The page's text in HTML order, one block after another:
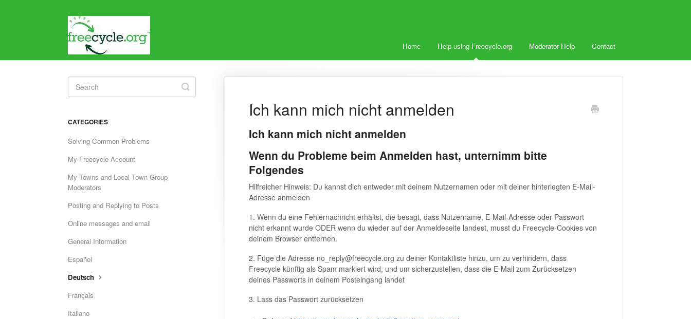
Home Help using Freecycle.org Moderator Help Contact
Ich kann mich nicht anmelden
Ich kann mich nicht anmelden
Wenn du Probleme beim Anmelden hast, unternimm bitte
Folgendes
Hilfreicher Hinweis: Du kannst dich entweder mit deinem Nutzernamen oder mit deiner hinterlegten E-Mail-
Adresse anmelden
1. Wenn du eine Fehlernachricht erhältst, die besagt, dass Nutzername, E-Mail-Adresse oder Passwort
nicht erkannt wurde ODER wenn du wieder auf der Anmeldeseite landest, musst du Freecycle-Cookies von
deinem Browser entfernen.
2. Füge die Adresse no_reply@freecycle.org zu deiner Kontaktliste hinzu, um zu verhindern, dass
Freecycle künftig als Spam markiert wird, und um sicherzustellen, dass die E-Mail zum Zurücksetzen
deines Passworts in deinem Posteingang landet
3. Lass das Passwort zurücksetzen
Toggle
Search
CATEGORIES
Solving Common Problems
My Freecycle Account
My Towns and Local Town Group
Moderators
Posting and Replying to Posts
Online messages and email
General Information
Español
Deutsch
Français
Italiano